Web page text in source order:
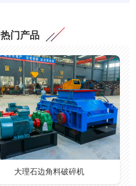
热门产品
大理石边角料破碎机